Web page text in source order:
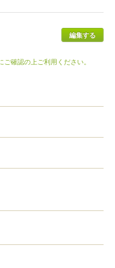
編集する
確認の上ご利用ください。